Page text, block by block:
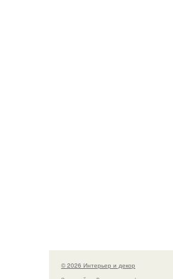
© 2026 Интерьер и декор